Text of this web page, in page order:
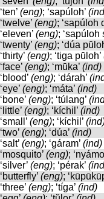
‘ten’ (eng); ‘sapúloh’
‘twelve’ (eng); ‘sapúloh
‘eleven’ (eng); ‘sapúloh
‘twenty’ (eng); ‘dúa
‘thirty’ (eng); ‘tiga pūloh’
‘face’ (eng); ‘mūka’ (ind)
‘blood’ (eng); ‘dárah’
‘eye’ (eng); ‘máta’ (ind)
‘bone’ (eng); ‘túlang’
‘little’ (eng); ‘kíchil’ (ind)
‘small’ (eng); ‘kíchil’
‘two’ (eng); ‘dúa’ (ind)
‘salt’ (eng); ‘gáram’ (ind)
‘mosquito’ (eng);
‘silver’ (eng); ‘pérak’
‘butterfly’ (eng);
‘three’ (eng); ‘tíga’ (ind)